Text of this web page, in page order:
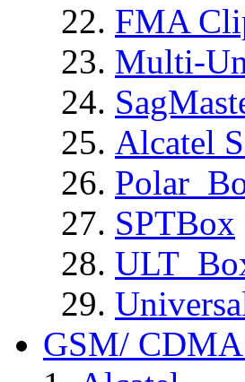
FMA
Multi-
Alcatel
SPTBox
GSM/